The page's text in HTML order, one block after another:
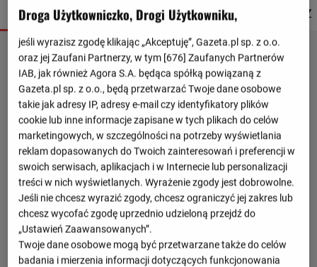
SZCZEGÓŁY SKŁADY STATYSTYKI TERMINARZ
Droga Użytkowniczko, Drogi Użytkowniku,
jeśli wyrazisz zgodę klikając „Akceptuję”, Gazeta.pl sp. z o.o.
oraz jej Zaufani Partnerzy, w tym [676] Zaufanych Partnerów
IAB, jak również Agora S.A. będąca spółką powiązaną z
Gazeta.pl sp. z o.o., będą przetwarzać Twoje dane osobowe
takie jak adresy IP, adresy e-mail czy identyfikatory plików
cookie lub inne informacje zapisane w tych plikach do celów
marketingowych, w szczególności na potrzeby wyświetlania
reklam dopasowanych do Twoich zainteresowań i preferencji w
swoich serwisach, aplikacjach i w Internecie lub personalizacji
treści w nich wyświetlanych. Wyrażenie zgody jest dobrowolne.
Jeśli nie chcesz wyrazić zgody, chcesz ograniczyć jej zakres lub
chcesz wycofać zgodę uprzednio udzieloną przejdź do
„Ustawień Zaawansowanych”.
Twoje dane osobowe mogą być przetwarzane także do celów
badania i mierzenia informacji dotyczących funkcjonowania